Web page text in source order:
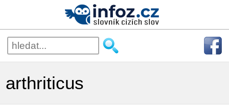
arthriticus